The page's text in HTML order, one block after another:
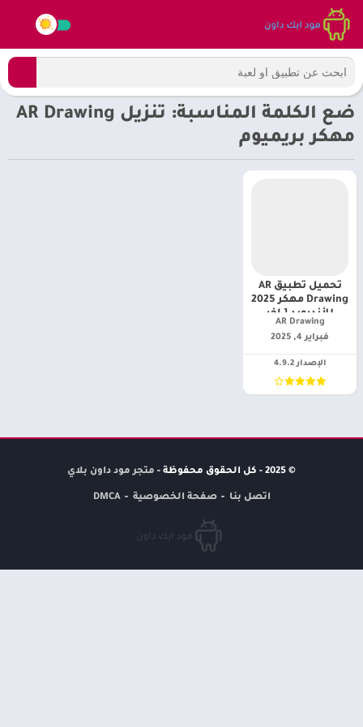
ضع الكلمة المناسبة: تنزيل AR Drawing
مهكر بريميوم
تحميل تطبيق AR
Drawing مهكر 2025
للأندرويد [ اخر
AR Drawing‏
فبراير 4, 2025
الإصدار 4.9.2
© 2025 - كل الحقوق محفوظة - متجر مود داون بلاي
اتصل بنا صفحة الخصوصية DMCA